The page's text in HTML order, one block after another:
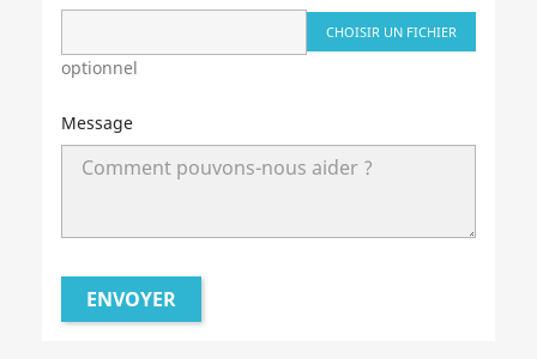
CHOISIR UN FICHIER
optionnel
Message